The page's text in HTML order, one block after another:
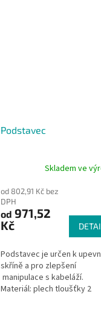
Podstavec
Skladem ve
od 802,91 Kč bez
DPH
od 971,52
Kč
Podstavec je určen k
skříně a pro zlepšení
manipulace s kabeláží.
Materiál: plech tloušťky 2